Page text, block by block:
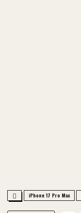
iPhone 17 Pro Max